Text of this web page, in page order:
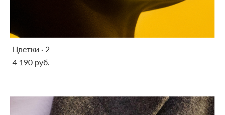
Цветки · 2
4 190 pуб.